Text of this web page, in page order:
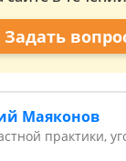
Задать
Маяконов
практики,